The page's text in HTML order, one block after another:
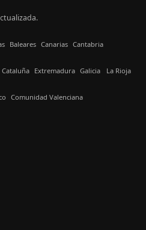
Baleares Canarias Cantabria
Cataluña Extremadura Galicia La Rioja
Comunidad Valenciana